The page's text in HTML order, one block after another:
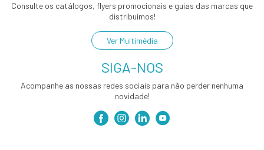
Consulte os catálogos, flyers promocionais e guias das marcas que
distribuímos!
Ver Multimédia
SIGA-NOS
Acompanhe as nossas redes sociais para não perder nenhuma
novidade!